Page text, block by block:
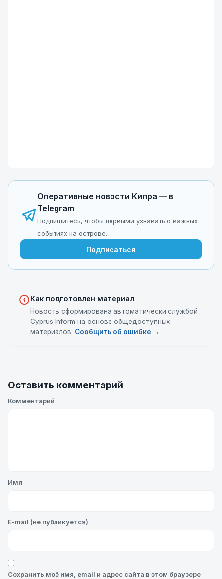
Оперативные новости Кипра — в
Telegram
Подпишитесь, чтобы первыми узнавать о важных
событиях на острове.
Подписаться
Как подготовлен материал
Новость сформирована автоматически службой
Cyprus Inform на основе общедоступных
материалов. Сообщить об ошибке →
Оставить комментарий
Комментарий
Имя
E-mail (не публикуется)
Сохранить моё имя, email и адрес сайта в этом браузере